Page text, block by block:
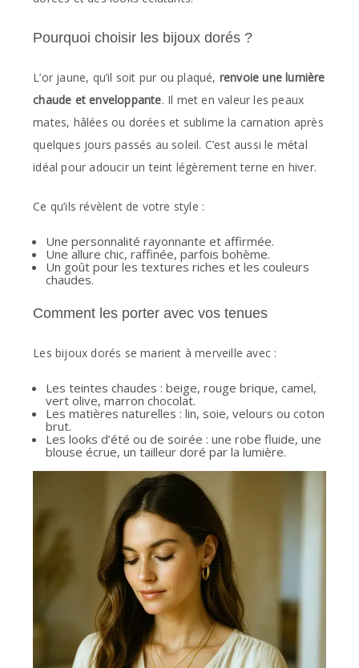
Pourquoi choisir les bijoux dorés ?
L’or jaune, qu’il soit pur ou plaqué, renvoie une lumière
chaude et enveloppante. Il met en valeur les peaux
mates, hâlées ou dorées et sublime la carnation après
quelques jours passés au soleil. C’est aussi le métal
idéal pour adoucir un teint légèrement terne en hiver.
Ce qu’ils révèlent de votre style :
Une personnalité rayonnante et affirmée.
Une allure chic, raffinée, parfois bohème.
Un goût pour les textures riches et les couleurs
chaudes.
Comment les porter avec vos tenues
Les bijoux dorés se marient à merveille avec :
Les teintes chaudes : beige, rouge brique, camel,
vert olive, marron chocolat.
Les matières naturelles : lin, soie, velours ou coton
brut.
Les looks d’été ou de soirée : une robe fluide, une
blouse écrue, un tailleur doré par la lumière.